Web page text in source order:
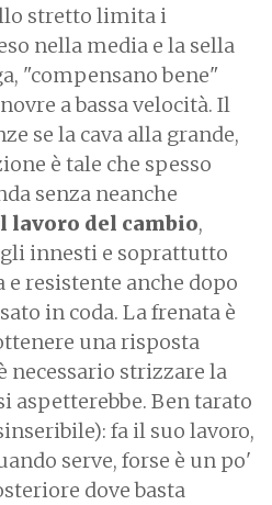
stretto limita i
nella media e la sella
"compensano bene"
a bassa velocità. Il
se la cava alla grande,
è tale che spesso
senza neanche
lavoro del cambio,
innesti e soprattutto
resistente anche dopo
in coda. La frenata è
una risposta
necessario strizzare la
aspetterebbe. Ben tarato
fa il suo lavoro,
serve, forse è un po'
dove basta